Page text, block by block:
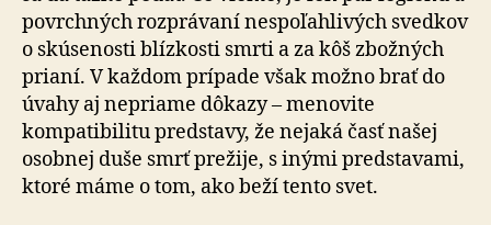
povrchných rozprávaní nespoľahlivých svedkov
o skúsenosti blízkosti smrti a za kôš zbožných
prianí. V každom prípade však možno brať do
úvahy aj nepriame dôkazy – menovite
kompatibilitu predstavy, že nejaká časť našej
osobnej duše smrť prežije, s inými predstavami,
ktoré máme o tom, ako beží tento svet.